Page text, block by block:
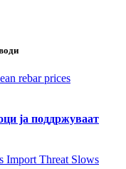
ја поддржуваат